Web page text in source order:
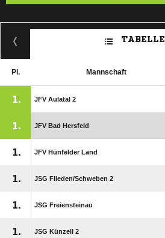
TABELLE
Pl. Mannschaft
1. JFV Aulatal 2
1. JFV Bad Hersfeld
1. JFV Hünfelder Land
1. JSG Flieden/​Schweben 2
1. JSG Freiensteinau
1. JSG Künzell 2